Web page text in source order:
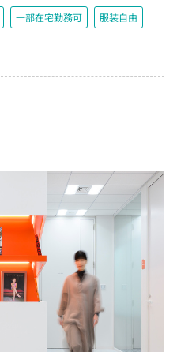
一部在宅勤務可 服装自由